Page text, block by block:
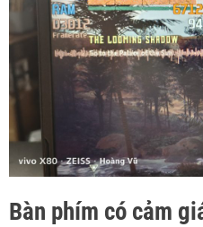
Bàn phím có cảm